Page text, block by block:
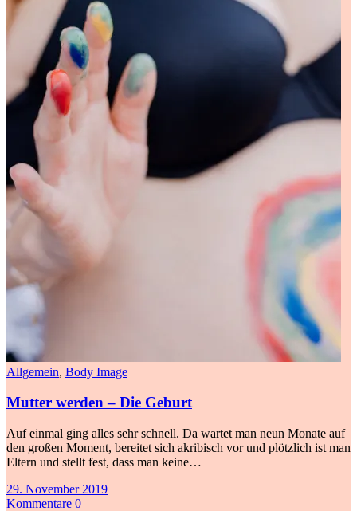
Allgemein, Body Image
Mutter werden – Die Geburt
Auf einmal ging alles sehr schnell. Da wartet man neun Monate auf
den großen Moment, bereitet sich akribisch vor und plötzlich ist man
Eltern und stellt fest, dass man keine…
29. November 2019
Kommentare 0